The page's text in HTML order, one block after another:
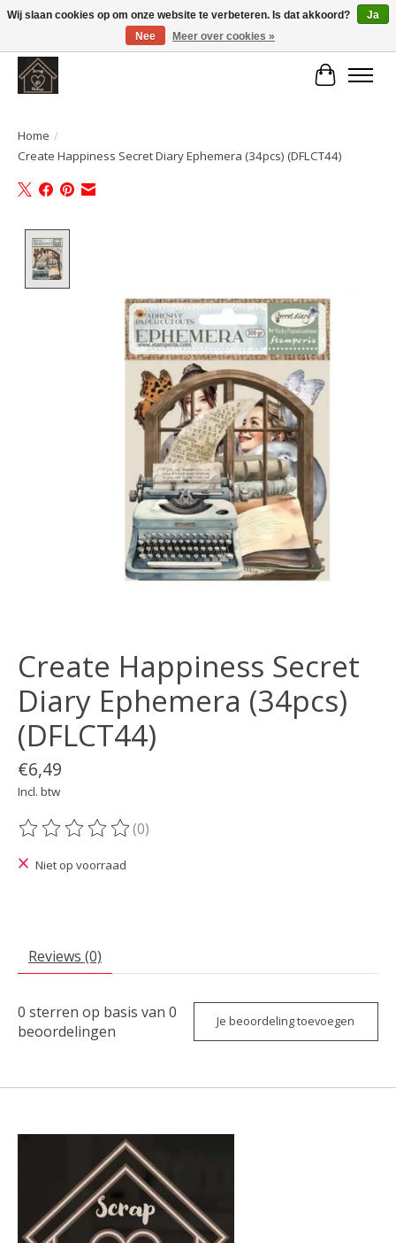
Large selection of products and fast shipping!
Home /
Create Happiness Secret Diary Ephemera (34pcs) (DFLCT44)
Create Happiness Secret
Diary Ephemera (34pcs)
(DFLCT44)
€6,49
Incl. btw
De beoordeling van dit product is
(0)
Niet op voorraad
Reviews (0)
0 sterren op basis van 0
beoordelingen
Je beoordeling toevoegen
Wij slaan cookies op om onze website te verbeteren. Is dat akkoord?
Ja
Nee
Meer over cookies »